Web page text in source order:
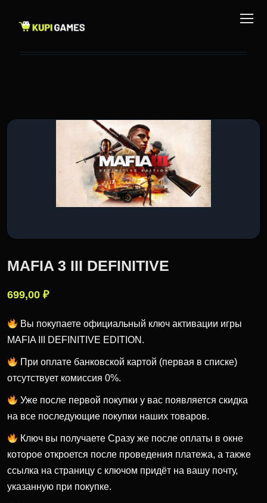
MAFIA 3 III DEFINITIVE
699,00 ₽
Вы покупаете официальный ключ активации игры
MAFIA III DEFINITIVE EDITION.
При оплате банковской картой (первая в списке)
отсутствует комиссия 0%.
Уже после первой покупки у вас появляется скидка
на все последующие покупки наших товаров.
Ключ вы получаете Cразу же после оплаты в окне
которое откроется после проведения платежа, а также
ссылка на страницу с ключом придёт на вашу почту,
указанную при покупке.